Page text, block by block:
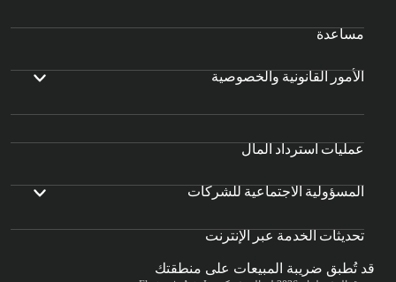
مساعدة
الأمور القانونية والخصوصية
عمليات استرداد المال
المسؤولية الاجتماعية للشركات
تحديثات الخدمة عبر الإنترنت
قد تُطبق ضريبة المبيعات على منطقتك